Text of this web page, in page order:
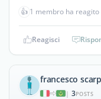
👍 1 membro ha
Reagisci
francesco
| 3POSTS